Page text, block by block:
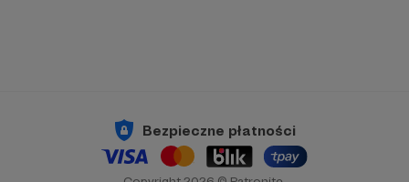
Bezpieczne płatności